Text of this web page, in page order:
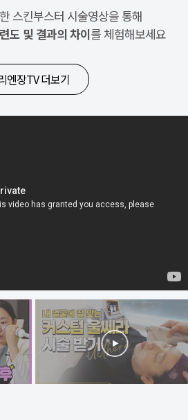
스킨부스터 시술영상을 통해
도 및 결과의 차이를 체험해보세요
엔장TV 더보기